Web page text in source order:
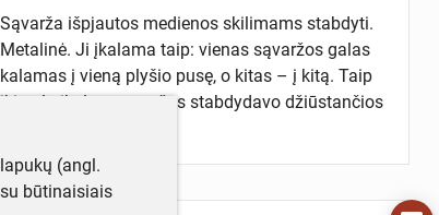
Sąvarža išpjautos medienos skilimams stabdyti.
Metalinė. Ji įkalama taip: vienas sąvaržos galas
kalamas į vieną plyšio pusę, o kitas – į kitą. Taip
iki galo įkaltos sąvaržos stabdydavo džiūstančios
(angl.
būtinaisiais